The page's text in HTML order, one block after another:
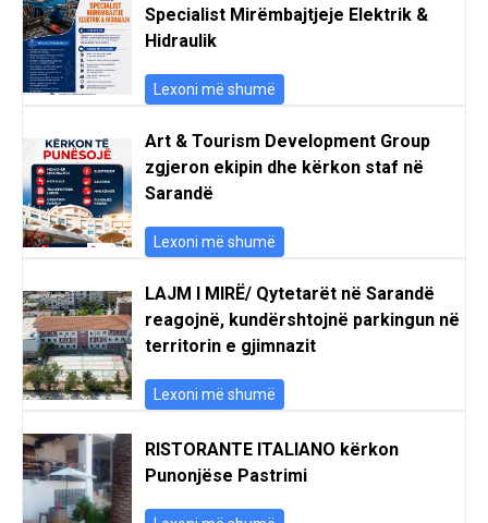
Specialist Mirëmbajtjeje Elektrik &
Hidraulik
Lexoni më shumë
Art & Tourism Development Group
zgjeron ekipin dhe kërkon staf në
Sarandë
Lexoni më shumë
LAJM I MIRË/ Qytetarët në Sarandë
reagojnë, kundërshtojnë parkingun në
territorin e gjimnazit
Lexoni më shumë
RISTORANTE ITALIANO kërkon
Punonjëse Pastrimi